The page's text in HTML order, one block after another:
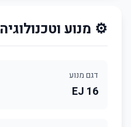
⚙️ מנוע וטכנולוגיה
דגם מנוע
EJ 16